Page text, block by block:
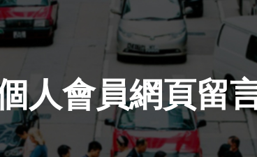
人會員網頁留